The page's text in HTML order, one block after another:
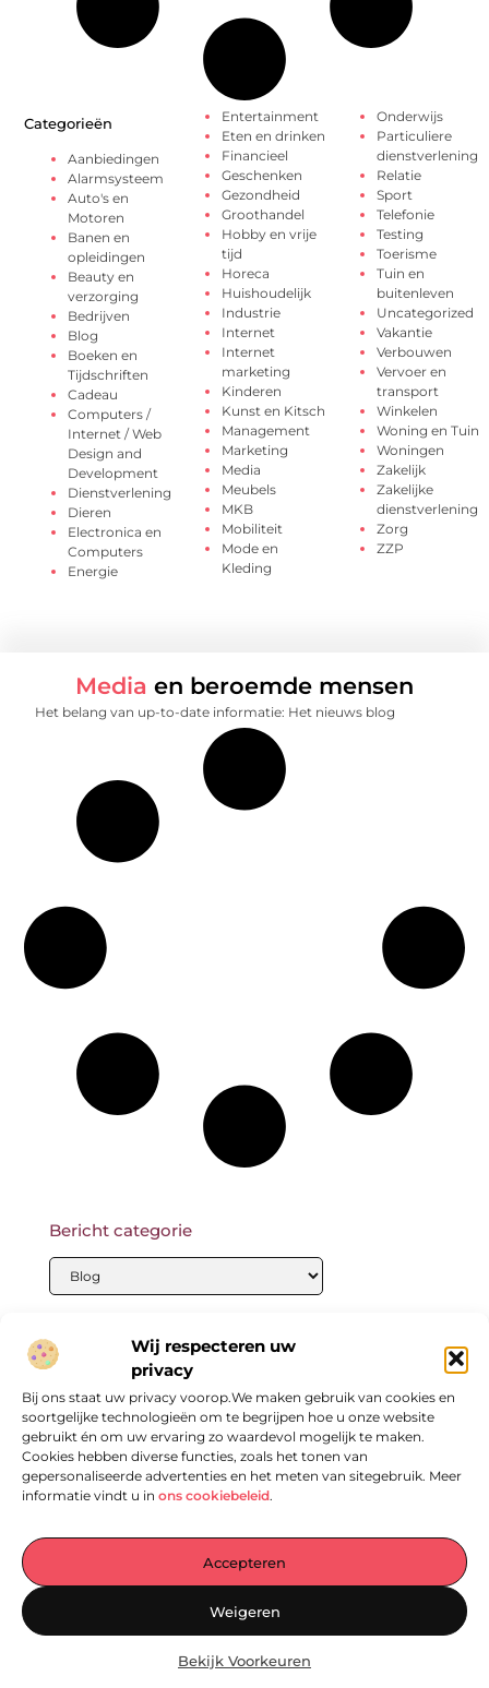
Wij respecteren uw
privacy
Bij ons staat uw privacy voorop.We maken gebruik van cookies en
soortgelijke technologieën om te begrijpen hoe u onze website
gebruikt én om uw ervaring zo waardevol mogelijk te maken.
Cookies hebben diverse functies, zoals het tonen van
gepersonaliseerde advertenties en het meten van sitegebruik. Meer
informatie vindt u in ons cookiebeleid.
Accepteren
Weigeren
Bekijk Voorkeuren
Categorieën
Aanbiedingen
Alarmsysteem
Auto's en
Motoren
Banen en
opleidingen
Beauty en
verzorging
Bedrijven
Blog
Boeken en
Tijdschriften
Cadeau
Computers /
Internet / Web
Design and
Development
Dienstverlening
Dieren
Electronica en
Computers
Energie
Entertainment
Eten en drinken
Financieel
Geschenken
Gezondheid
Groothandel
Hobby en vrije
tijd
Horeca
Huishoudelijk
Industrie
Internet
Internet
marketing
Kinderen
Kunst en Kitsch
Management
Marketing
Media
Meubels
MKB
Mobiliteit
Mode en
Kleding
Onderwijs
Particuliere
dienstverlening
Relatie
Sport
Telefonie
Testing
Toerisme
Tuin en
buitenleven
Uncategorized
Vakantie
Verbouwen
Vervoer en
transport
Winkelen
Woning en Tuin
Woningen
Zakelijk
Zakelijke
dienstverlening
Zorg
ZZP
Media en beroemde mensen
Het belang van up-to-date informatie: Het nieuws blog
— Ontdek een wereld vol inspirerende verhalen, praktische tips en
waardevolle artikelen – allemaal verzameld op één plek. Laat je
EmpressManagementServices.nl!
Onze informatie
Bericht categorie